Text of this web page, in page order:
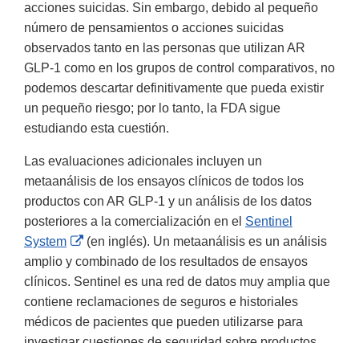
acciones suicidas. Sin embargo, debido al pequeño
número de pensamientos o acciones suicidas
observados tanto en las personas que utilizan AR
GLP-1 como en los grupos de control comparativos, no
podemos descartar definitivamente que pueda existir
un pequeño riesgo; por lo tanto, la FDA sigue
estudiando esta cuestión.
Las evaluaciones adicionales incluyen un
metaanálisis de los ensayos clínicos de todos los
productos con AR GLP-1 y un análisis de los datos
posteriores a la comercialización en el Sentinel
System
External
Link
Disclaimer
(en inglés). Un metaanálisis es un análisis
amplio y combinado de los resultados de ensayos
clínicos. Sentinel es una red de datos muy amplia que
contiene reclamaciones de seguros e historiales
médicos de pacientes que pueden utilizarse para